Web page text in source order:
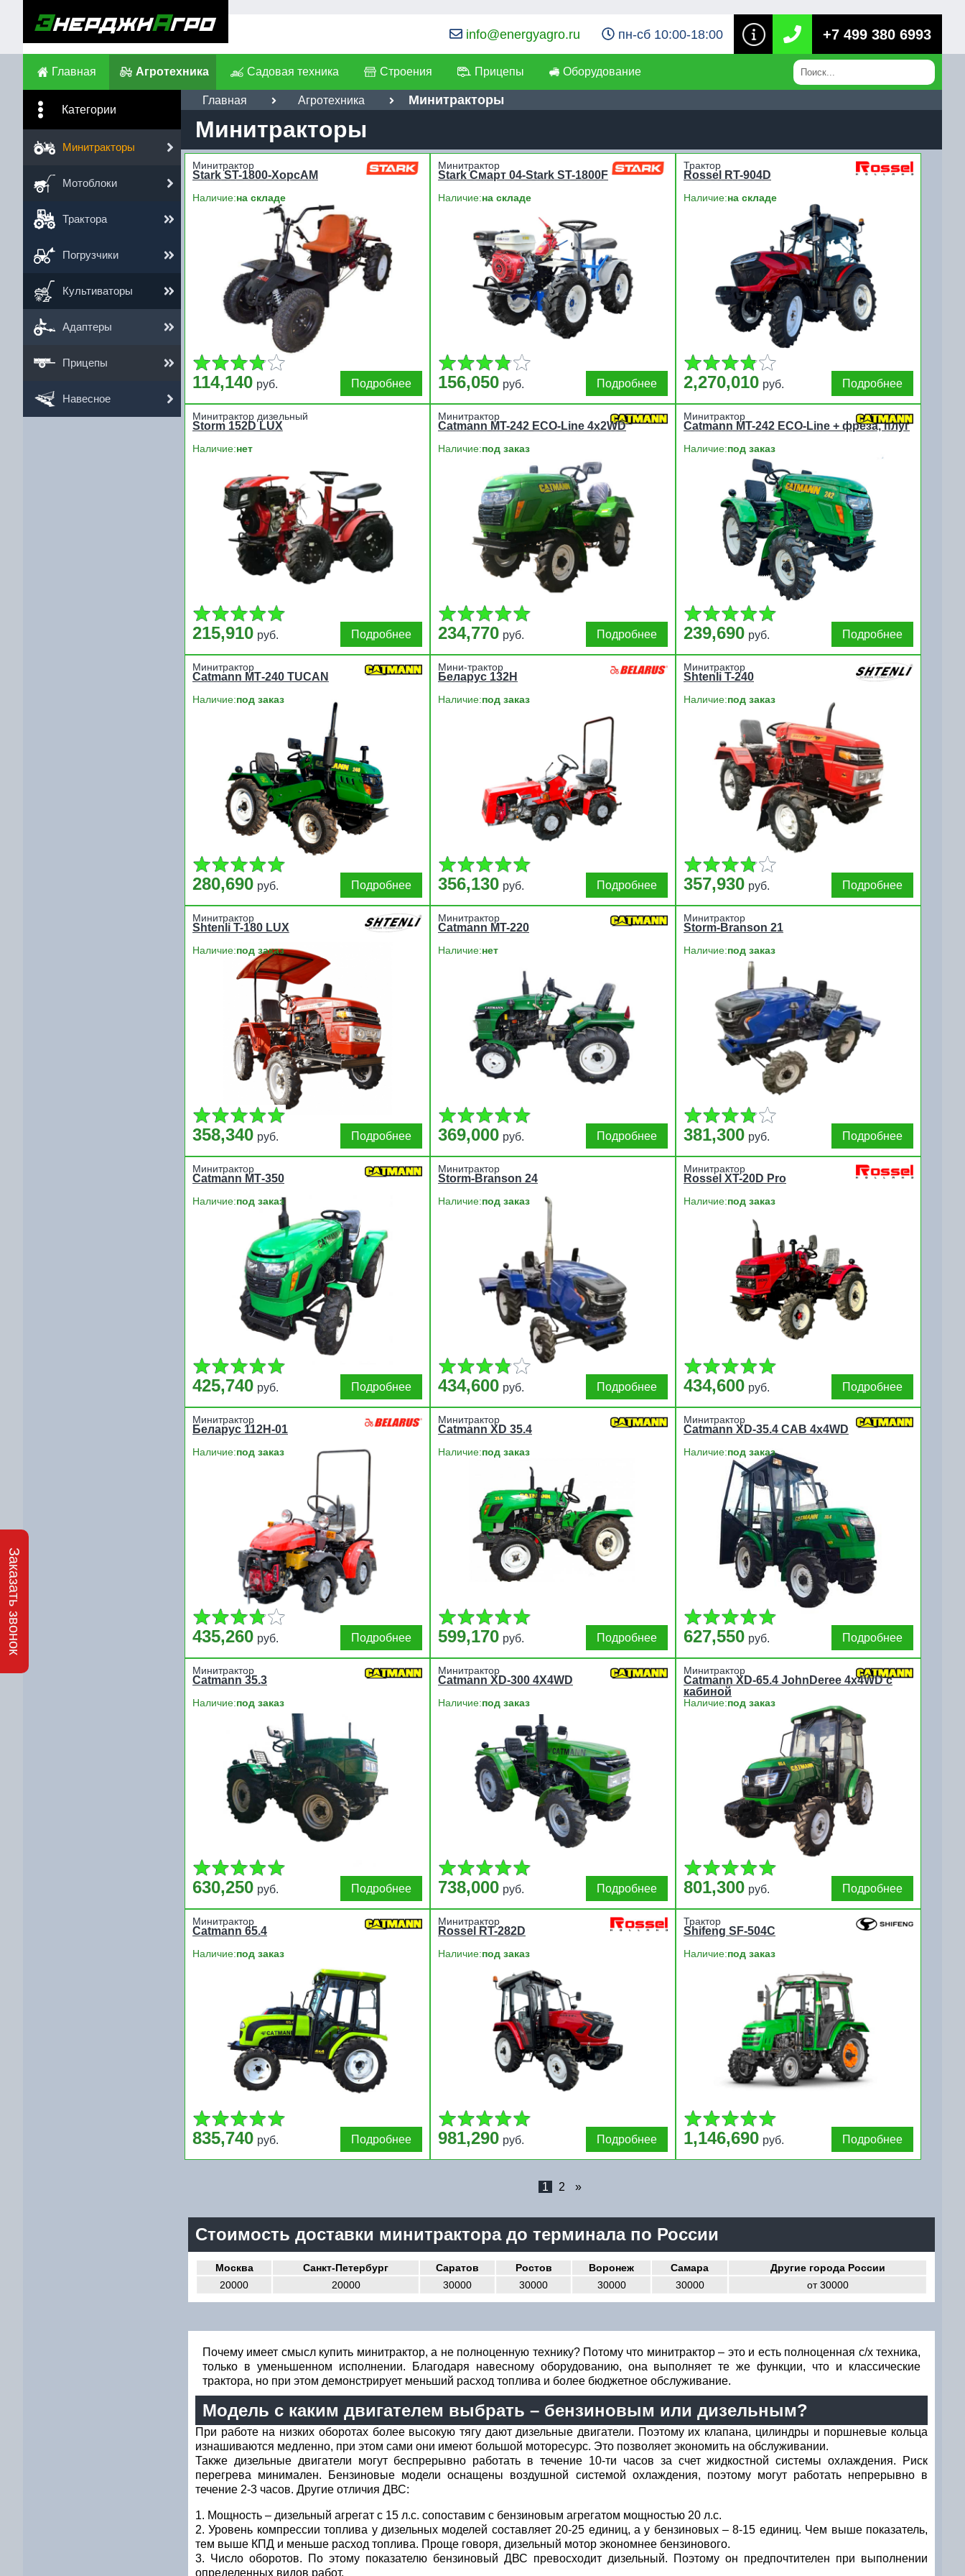
info@energyagro.ru пн-сб 10:00-18:00 +7 499 380 6993
Главная Агротехника Садовая техника Строения Прицепы Оборудование
Категории
Минитракторы
Мотоблоки
Трактора
Погрузчики
Культиваторы
Адаптеры
Прицепы
Навесное
Главная Агротехника Минитракторы
Минитракторы
Минитрактор
Stark ST-1800-ХорсАМ
Наличие:на складе
114,140 руб. Подробнее
Минитрактор
Stark Смарт 04-Stark ST-1800F
Наличие:на складе
156,050 руб. Подробнее
Трактор
Rossel RT-904D
Наличие:на складе
2,270,010 руб. Подробнее
Минитрактор дизельный
Storm 152D LUX
Наличие:нет
215,910 руб. Подробнее
Минитрактор
Catmann MT-242 ECO-Line 4x2WD
Наличие:под заказ
234,770 руб. Подробнее
Минитрактор
Catmann MT-242 ECO-Line + фреза, плуг
Наличие:под заказ
239,690 руб. Подробнее
Минитрактор
Catmann МТ-240 TUCAN
Наличие:под заказ
280,690 руб. Подробнее
Мини-трактор
Беларус 132Н
Наличие:под заказ
356,130 руб. Подробнее
Минитрактор
Shtenli T-240
Наличие:под заказ
357,930 руб. Подробнее
Минитрактор
Shtenli T-180 LUX
Наличие:под заказ
358,340 руб. Подробнее
Минитрактор
Catmann MT-220
Наличие:нет
369,000 руб. Подробнее
Минитрактор
Storm-Branson 21
Наличие:под заказ
381,300 руб. Подробнее
Минитрактор
Catmann МТ-350
Наличие:под заказ
425,740 руб. Подробнее
Минитрактор
Storm-Branson 24
Наличие:под заказ
434,600 руб. Подробнее
Минитрактор
Rossel ХT-20D Pro
Наличие:под заказ
434,600 руб. Подробнее
Минитрактор
Беларус 112Н-01
Наличие:под заказ
435,260 руб. Подробнее
Минитрактор
Catmann XD 35.4
Наличие:под заказ
599,170 руб. Подробнее
Минитрактор
Catmann XD-35.4 CAB 4x4WD
Наличие:под заказ
627,550 руб. Подробнее
Минитрактор
Catmann 35.3
Наличие:под заказ
630,250 руб. Подробнее
Минитрактор
Catmann XD-300 4X4WD
Наличие:под заказ
738,000 руб. Подробнее
Минитрактор
Catmann XD-65.4 JohnDeree 4x4WD с
кабиной
Наличие:под заказ
801,300 руб. Подробнее
Минитрактор
Catmann 65.4
Наличие:под заказ
835,740 руб. Подробнее
Минитрактор
Rossel RT-282D
Наличие:под заказ
981,290 руб. Подробнее
Трактор
Shifeng SF-504С
Наличие:под заказ
1,146,690 руб. Подробнее
1 2 »
Стоимость доставки минитрактора до терминала по России
Москва Санкт-Петербург Саратов Ростов Воронеж Самара
Другие города России
20000
20000 30000 30000 30000 30000 от 30000
Почему имеет смысл купить минитрактор, а не полноценную технику? Потому что минитрактор – это и есть полноценная с/х техника,
только в уменьшенном исполнении. Благодаря навесному оборудованию, она выполняет те же функции, что и классические
трактора, но при этом демонстрирует меньший расход топлива и более бюджетное обслуживание.
Модель с каким двигателем выбрать – бензиновым или дизельным?
При работе на низких оборотах более высокую тягу дают дизельные двигатели. Поэтому их клапана, цилиндры и поршневые кольца
изнашиваются медленно, при этом сами они имеют большой моторесурс. Это позволяет экономить на обслуживании.
Также дизельные двигатели могут беспрерывно работать в течение 10-ти часов за счет жидкостной системы охлаждения. Риск
перегрева минимален. Бензиновые модели оснащены воздушной системой охлаждения, поэтому могут работать непрерывно в
течение 2-3 часов. Другие отличия ДВС:
Мощность – дизельный агрегат с 15 л.с. сопоставим с бензиновым агрегатом мощностью 20 л.с.
Уровень компрессии топлива у дизельных моделей составляет 20-25 единиц, а у бензиновых – 8-15 единиц. Чем выше показатель,
тем выше КПД и меньше расход топлива. Проще говоря, дизельный мотор экономнее бензинового.
Число оборотов. По этому показателю бензиновый ДВС превосходит дизельный. Поэтому он предпочтителен при выполнении
определенных видов работ.
Заказать звонок